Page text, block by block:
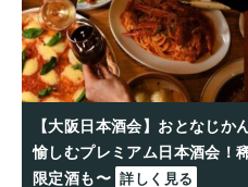
【大阪日本酒会】おとなじか
愉しむプレミアム日本酒会！
限定酒も〜 詳しく見る